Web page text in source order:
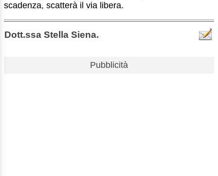
scadenza, scatterà il via libera.
Dott.ssa Stella Siena.
Pubblicità